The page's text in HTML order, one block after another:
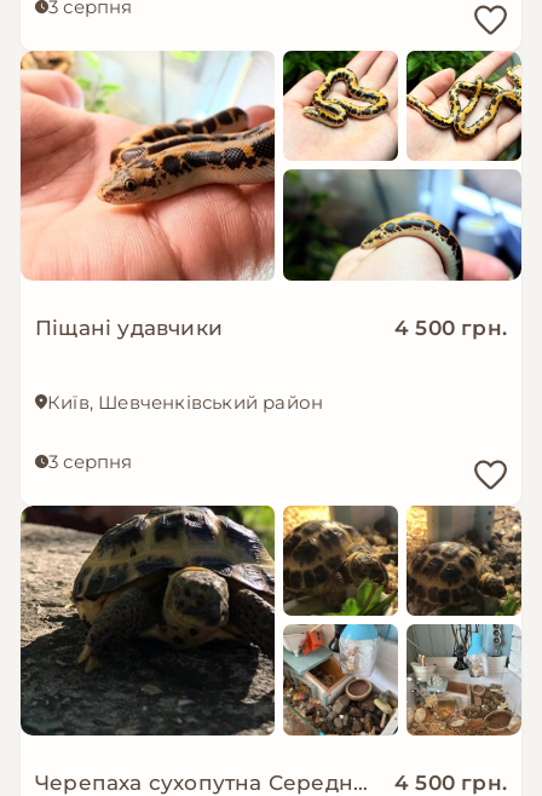
3 серпня
Піщані удавчики 4 500 грн.
Київ, Шевченківський район
3 серпня
Черепаха сухопутна Середньоазіатська 4 500 грн.